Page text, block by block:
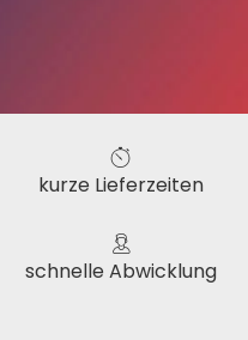
kurze Lieferzeiten
schnelle Abwicklung